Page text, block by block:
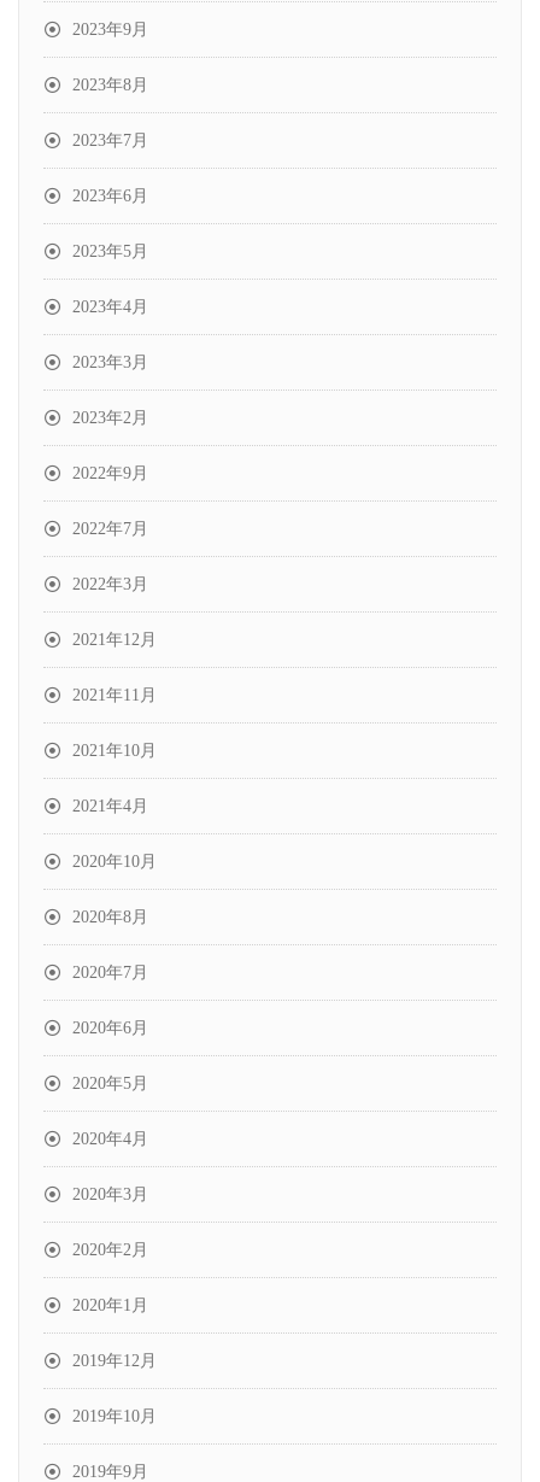
2023年9月
2023年8月
2023年7月
2023年6月
2023年5月
2023年4月
2023年3月
2023年2月
2022年9月
2022年7月
2022年3月
2021年12月
2021年11月
2021年10月
2021年4月
2020年10月
2020年8月
2020年7月
2020年6月
2020年5月
2020年4月
2020年3月
2020年2月
2020年1月
2019年12月
2019年10月
2019年9月